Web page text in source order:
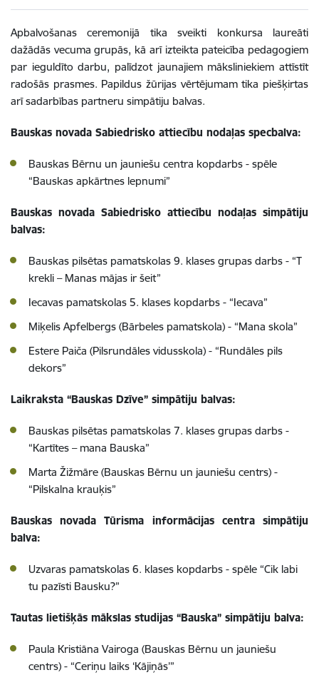
Apbalvošanas ceremonijā tika sveikti konkursa laureāti
dažādās vecuma grupās, kā arī izteikta pateicība pedagogiem
par ieguldīto darbu, palīdzot jaunajiem māksliniekiem attīstīt
radošās prasmes. Papildus žūrijas vērtējumam tika piešķirtas
arī sadarbības partneru simpātiju balvas.
Bauskas novada Sabiedrisko attiecību nodaļas specbalva:
Bauskas Bērnu un jauniešu centra kopdarbs - spēle
“Bauskas apkārtnes lepnumi”
Bauskas novada Sabiedrisko attiecību nodaļas simpātiju
balvas:
Bauskas pilsētas pamatskolas 9. klases grupas darbs - “T
krekli – Manas mājas ir šeit”
Iecavas pamatskolas 5. klases kopdarbs - “Iecava”
Miķelis Apfelbergs (Bārbeles pamatskola) - “Mana skola”
Estere Paiča (Pilsrundāles vidusskola) - “Rundāles pils
dekors”
Laikraksta “Bauskas Dzīve” simpātiju balvas:
Bauskas pilsētas pamatskolas 7. klases grupas darbs -
“Kartītes – mana Bauska”
Marta Žižmāre (Bauskas Bērnu un jauniešu centrs) -
“Pilskalna krauķis”
Bauskas novada Tūrisma informācijas centra simpātiju
balva:
Uzvaras pamatskolas 6. klases kopdarbs - spēle “Cik labi
tu pazīsti Bausku?”
Tautas lietišķās mākslas studijas “Bauska” simpātiju balva:
Paula Kristiāna Vairoga (Bauskas Bērnu un jauniešu
centrs) - “Ceriņu laiks ‘Kājiņās’”